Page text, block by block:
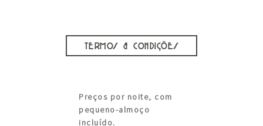
TERMOS & CONDIÇÕES
Preços por noite, com
pequeno-almoço
incluído.